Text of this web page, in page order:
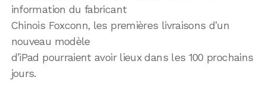
information du fabricant
Chinois Foxconn, les premières livraisons d’un
nouveau modèle
d’iPad pourraient avoir lieux dans les 100 prochains
jours.